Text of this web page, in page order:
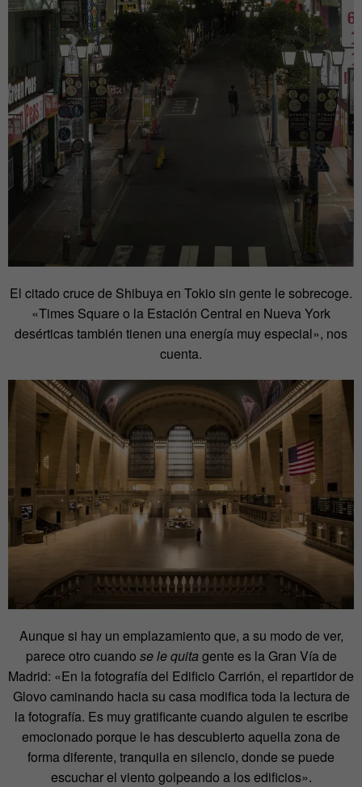
El citado cruce de Shibuya en Tokio sin gente le sobrecoge.
«Times Square o la Estación Central en Nueva York
desérticas también tienen una energía muy especial», nos
cuenta.
Aunque si hay un emplazamiento que, a su modo de ver,
parece otro cuando se le quita gente es la Gran Vía de
Madrid: «En la fotografía del Edificio Carrión, el repartidor de
Glovo caminando hacia su casa modifica toda la lectura de
la fotografía. Es muy gratificante cuando alguien te escribe
emocionado porque le has descubierto aquella zona de
forma diferente, tranquila en silencio, donde se puede
escuchar el viento golpeando a los edificios».